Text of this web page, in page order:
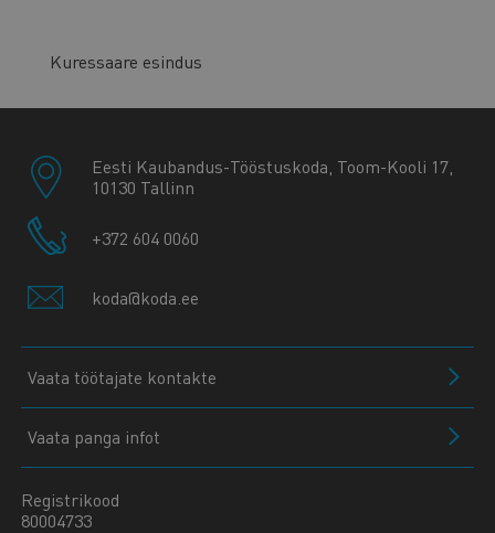
Kuressaare esindus
Eesti Kaubandus-Tööstuskoda, Toom-Kooli 17,
10130 Tallinn
+372 604 0060
koda@koda.ee
Vaata töötajate kontakte
Vaata panga infot
Registrikood
80004733